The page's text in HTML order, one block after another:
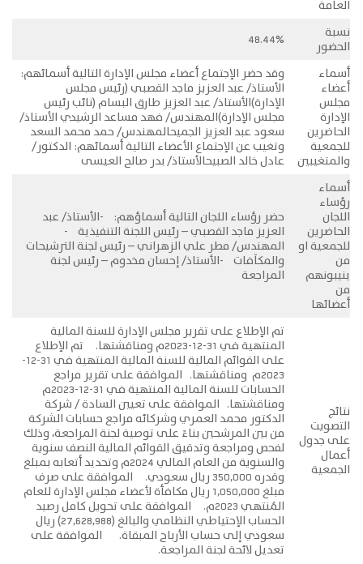
العامة
نسبة
الحضور
48.44%
أسماء
أعضاء
مجلس
الإدارة
الحاضرين
للجمعية
والمتغيبين
وقد حضر الإجتماع أعضاء مجلس الإدارة التالية أسمائهم:
الأستاذ/ عبد العزيز ماجد القصبي (رئيس مجلس
الإدارة)الأستاذ/ عبد العزيز طارق البسام (نائب رئيس
مجلس الإدارة)المهندس/ فهد مساعد الرشيدي الأستاذ/
سعود عبد العزيز الجميحالمهندس/ حمد محمد السعد
وتغيب عن الإجتماع الأعضاء التالية أسمائهم: الدكتور/
عادل خالد الصبيحالأستاذ/ بدر صالح العيسى
أسماء
رؤساء
اللجان
الحاضرين
للجمعية او
من
ينيبونهم
من
أعضائها
حضر رؤساء اللجان التالية أسماؤهم: -الأستاذ/ عبد
العزيز ماجد القصبي – رئيس اللجنة التنفيذية -
المهندس/ مطر علي الزهراني – رئيس لجنة الترشيحات
والمكآفات -الأستاذ/ إحسان مخدوم – رئيس لجنة
المراجعة
نتائج
التصويت
على جدول
أعمال
الجمعية
تم الإطلاع على تقرير مجلس الإدارة للسنة المالية
المنتهية في 31-12-2023م ومناقشتها. تم الإطلاع
على القوائم المالية للسنة المالية المنتهية في 31-12-
2023م ومناقشتها. الموافقة على تقرير مراجع
الحسابات للسنة المالية المنتهية في 31-12-2023م
ومناقشتها. الموافقة على تعيين السادة / شركة
الدكتور محمد العمري وشركائه مراجع حسابات الشركة
من بين المرشحين بناءً على توصية لجنة المراجعة، وذلك
لفحص ومراجعة وتدقيق القوائم المالية النصف سنوية
والسنوية من العام المالي 2024م وتحديد أتعابه بمبلغ
وقدره 350,000 ريال سعودي. الموافقة على صرف
مبلغ 1,050,000 ريال مكافأة لأعضاء مجلس الإدارة للعام
المُنتهي 2023م. الموافقة على تحويل كامل رصيد
الحساب الإحتياطي النظامي والبالغ (27,628,988) ريال
سعودي إلى حساب الأرباح المبقاة. الموافقة على
تعديل لائحة لجنة المراجعة.